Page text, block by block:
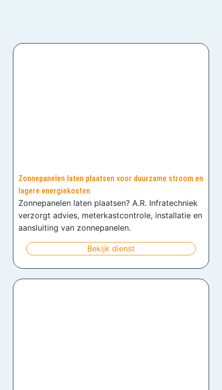
Zonnepanelen laten plaatsen voor duurzame stroom en
lagere energiekosten
Zonnepanelen laten plaatsen? A.R. Infratechniek
verzorgt advies, meterkastcontrole, installatie en
aansluiting van zonnepanelen.
Bekijk dienst